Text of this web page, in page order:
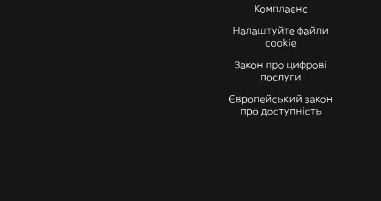
Комплаєнс
Налаштуйте файли
cookie
Закон про цифрові
послуги
Європейський закон
про доступність